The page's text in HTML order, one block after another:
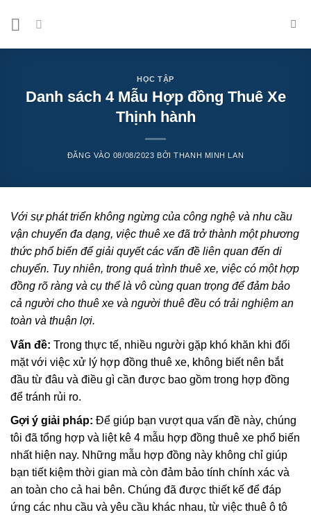
HỌC TẬP
Danh sách 4 Mẫu Hợp đồng Thuê Xe
Thịnh hành
ĐĂNG VÀO 08/08/2023 BỞITHANH MINH LAN
Với sự phát triển không ngừng của công nghệ và nhu cầu
vận chuyển đa dạng, việc thuê xe đã trở thành một phương
thức phổ biến để giải quyết các vấn đề liên quan đến di
chuyển. Tuy nhiên, trong quá trình thuê xe, việc có một hợp
đồng rõ ràng và cụ thể là vô cùng quan trọng để đảm bảo
cả người cho thuê xe và người thuê đều có trải nghiệm an
toàn và thuận lợi.
Vấn đề: Trong thực tế, nhiều người gặp khó khăn khi đối
mặt với việc xử lý hợp đồng thuê xe, không biết nên bắt
đầu từ đâu và điều gì cần được bao gồm trong hợp đồng
để tránh rủi ro.
Gợi ý giải pháp: Để giúp bạn vượt qua vấn đề này, chúng
tôi đã tổng hợp và liệt kê 4 mẫu hợp đồng thuê xe phổ biến
nhất hiện nay. Những mẫu hợp đồng này không chỉ giúp
bạn tiết kiệm thời gian mà còn đảm bảo tính chính xác và
an toàn cho cả hai bên. Chúng đã được thiết kế để đáp
ứng các nhu cầu và yêu cầu khác nhau, từ việc thuê ô tô